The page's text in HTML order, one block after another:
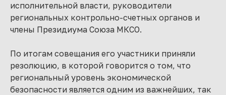
исполнительной власти, руководители
региональных контрольно-счетных органов и
члены Президиума Союза МКСО.
По итогам совещания его участники приняли
резолюцию, в которой говорится о том, что
региональный уровень экономической
безопасности является одним из важнейших, так